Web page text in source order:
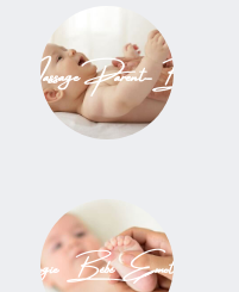
Massage Parent-Bébé
Réflexologie Bébé Emotionnelle ®